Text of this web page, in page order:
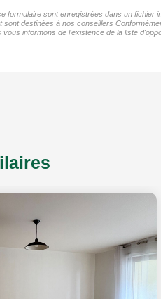
formulaire sont enregistrées dans un
sont destinées à nos conseillers
informons de l'existence de la liste